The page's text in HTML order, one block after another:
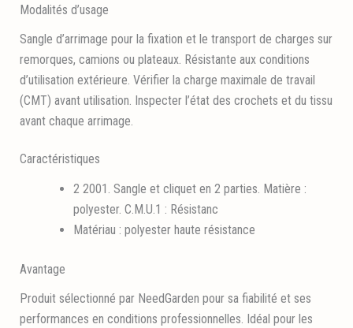
Modalités d’usage
Sangle d’arrimage pour la fixation et le transport de charges sur
remorques, camions ou plateaux. Résistante aux conditions
d’utilisation extérieure. Vérifier la charge maximale de travail
(CMT) avant utilisation. Inspecter l’état des crochets et du tissu
avant chaque arrimage.
Caractéristiques
2 2001. Sangle et cliquet en 2 parties. Matière :
polyester. C.M.U.1 : Résistanc
Matériau : polyester haute résistance
Avantage
Produit sélectionné par NeedGarden pour sa fiabilité et ses
performances en conditions professionnelles. Idéal pour les